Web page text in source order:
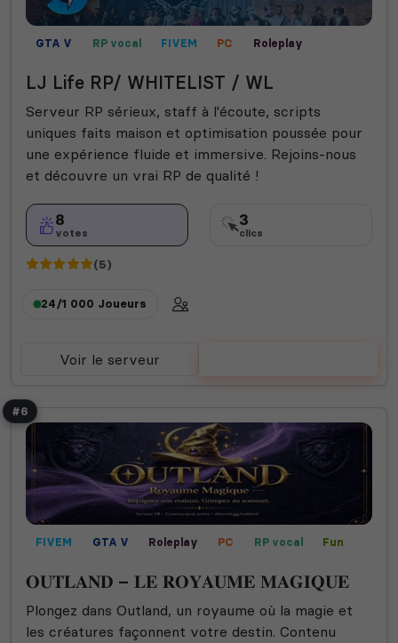
GTA V RP vocal FIVEM PC
Roleplay
Mini-jeux
LJ Life RP/ WHITELIST / WL
Serveur RP sérieux, staff à l'écoute, scripts
uniques faits maison et optimisation poussée pour
une expérience fluide et immersive. Rejoins-nous
et découvre un vrai RP de qualité !
8
votes
3
clics
(5)
24/1 000 Joueurs
Voir le serveur
#6
FIVEM GTA V Roleplay PC RP vocal
Fun
𝐎𝐔𝐓𝐋𝐀𝐍𝐃 – 𝐋𝐄 𝐑𝐎𝐘𝐀𝐔𝐌𝐄 𝐌𝐀𝐆𝐈𝐐𝐔𝐄
Plongez dans Outland, un royaume où la magie et
les créatures façonnent votre destin. Contenu